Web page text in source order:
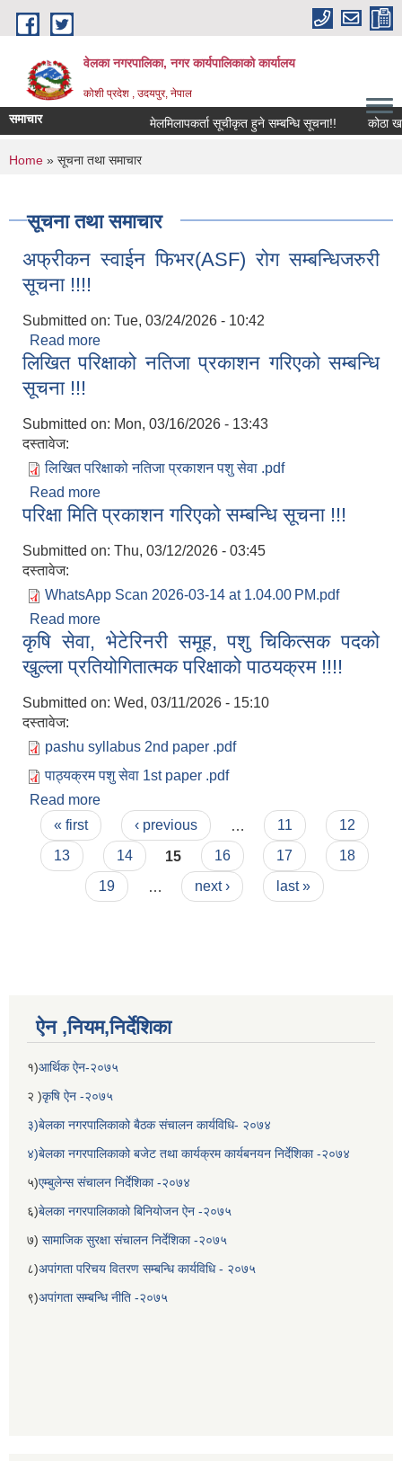
Skip to main content
वेलका नगरपालिका, नगर कार्यपालिकाको कार्यालय
कोशी प्रदेश , उदयपुर, नेपाल
समाचार मेलमिलापकर्ता सूचीकृत हुने सम्बन्धि सूचना!! कोठा खालि
You are here
Home » सूचना तथा समाचार
सूचना तथा समाचार
अफ्रीकन स्वाईन फिभर(ASF) रोग सम्बन्धिजरुरी
सूचना !!!!
Submitted on: Tue, 03/24/2026 - 10:42
Read more
सूचना !!!!
लिखित परिक्षाको नतिजा प्रकाशन गरिएको सम्बन्धि
सूचना !!!
Submitted on: Mon, 03/16/2026 - 13:43
दस्तावेज:
लिखित परिक्षाको नतिजा प्रकाशन पशु सेवा .pdf
Read more
सूचना !!!
परिक्षा मिति प्रकाशन गरिएको सम्बन्धि सूचना !!!
Submitted on: Thu, 03/12/2026 - 03:45
दस्तावेज:
WhatsApp Scan 2026-03-14 at 1.04.00 PM.pdf
Read more
कृषि सेवा, भेटेरिनरी समूह, पशु चिकित्सक पदको
खुल्ला प्रतियोगितात्मक परिक्षाको पाठयक्रम !!!!
Submitted on: Wed, 03/11/2026 - 15:10
दस्तावेज:
pashu syllabus 2nd paper .pdf
पाठ्यक्रम पशु सेवा 1st paper .pdf
Read more
खुल्ला प्रतियोगितात्मक परिक्षाको पाठयक्रम !!!!
Pages
« first ‹ previous 11
12
13
14 15 16 17
18
19
next › last »
ऐन ,नियम,निर्देशिका
१)आर्थिक ऐन-२०७५
२ )कृषि ऐन -२०७५
३)बेलका नगरपालिकाको बैठक संचालन कार्यविधि- २०७४
४)बेलका नगरपालिकाको बजेट तथा कार्यक्रम कार्यबनयन निर्देशिका -२०७४
५)एम्बुलेन्स संचालन निर्देशिका -२०७४
६)बेलका नगरपालिकाको बिनियोजन ऐन -२०७५
७) सामाजिक सुरक्षा संचालन निर्देशिका -२०७५
८)अपांगता परिचय वितरण सम्बन्धि कार्यविधि - २०७५
९)अपांगता सम्बन्धि नीति -२०७५